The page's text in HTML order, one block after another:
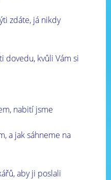
zdáte, já nikdy
dovedu, kvůli Vám si
nabití jsme
a jak sáhneme na
aby ji poslali